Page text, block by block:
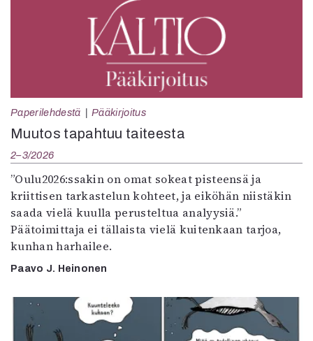
Paperilehdestä Pääkirjoitus
Muutos tapahtuu taiteesta
2–3/2026
”Oulu2026:ssakin on omat sokeat pisteensä ja
kriittisen tarkastelun kohteet, ja eiköhän niistäkin
saada vielä kuulla perusteltua analyysiä.”
Päätoimittaja ei tällaista vielä kuitenkaan tarjoa,
kunhan harhailee.
Paavo J. Heinonen